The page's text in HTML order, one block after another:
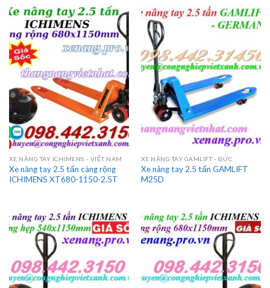
XE NÂNG TAY ICHIMENS - VIỆT NAM
Xe nâng tay 2.5 tấn càng rộng
ICHIMENS XT680-1150-2.5T
XE NÂNG TAY GAMLIFT - ĐỨC
Xe nâng tay 2.5 tấn GAMLIFT
M25D